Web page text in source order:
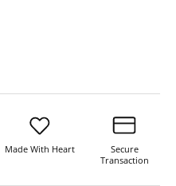
Made With Heart
Secure
Transaction